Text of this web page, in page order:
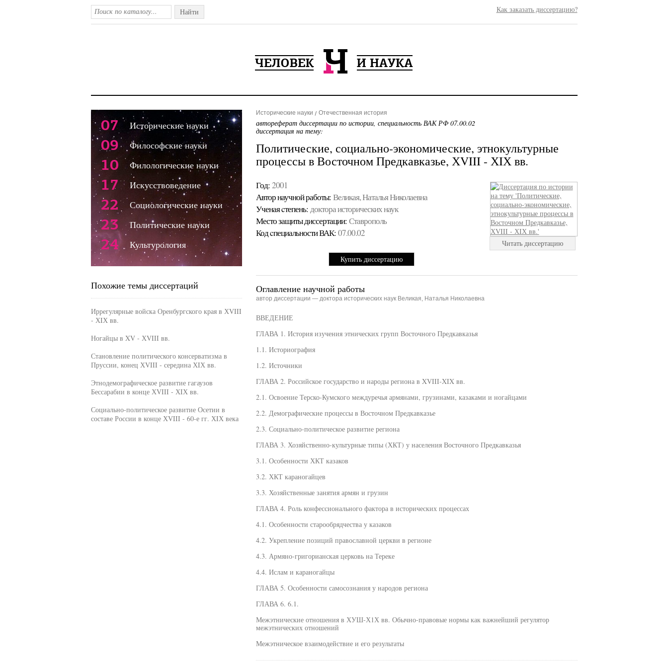
Найти Как заказать диссертацию?
Исторические науки Отечественная история
автореферат диссертации по истории, специальность ВАК РФ 07.00.02
диссертация на тему:
Политические, социально-экономические, этнокультурные
процессы в Восточном Предкавказье, ХVIII - ХIХ вв.
Год: 2001
Автор научной работы: Великая, Наталья Николаевна
Ученая cтепень: доктора исторических наук
Место защиты диссертации: Ставрополь
Код cпециальности ВАК: 07.00.02
Купить диссертацию
Читать диссертацию
Оглавление научной работы
автор диссертации — доктора исторических наук Великая, Наталья Николаевна
ВВЕДЕНИЕ
ГЛАВА 1. История изучения этнических групп Восточного Предкавказья
1.1. Историография
1.2. Источники
ГЛАВА 2. Российское государство и народы региона в XVIII-XIX вв.
2.1. Освоение Терско-Кумского междуречья армянами, грузинами, казаками и ногайцами
2.2. Демографические процессы в Восточном Предкавказье
2.3. Социально-политическое развитие региона
ГЛАВА 3. Хозяйственно-культурные типы (ХКТ) у населения Восточного Предкавказья
3.1. Особенности ХКТ казаков
3.2. ХКТ караногайцев
3.3. Хозяйственные занятия армян и грузин
ГЛАВА 4. Роль конфессионального фактора в исторических процессах
4.1. Особенности старообрядчества у казаков
4.2. Укрепление позиций православной церкви в регионе
4.3. Армяно-григорианская церковь на Тереке
4.4. Ислам и караногайцы
ГЛАВА 5. Особенности самосознания у народов региона
ГЛАВА 6. 6.1.
Межэтнические отношения в ХУШ-Х1Х вв. Обычно-правовые нормы как важнейший регулятор
межэтнических отношений
Межэтническое взаимодействие и его результаты
07 Исторические науки
09 Философские науки
10 Филологические науки
17 Искусствоведение
22 Социологические науки
23 Политические науки
24 Культурология
Похожие темы диссертаций
Иррегулярные войска Оренбургского края в ХVIII
- ХIХ вв.
Ногайцы в XV - ХVIII вв.
Становление политического консерватизма в
Пруссии, конец ХVIII - середина ХIХ вв.
Этнодемографическое развитие гагаузов
Бессарабии в конце ХVIII - ХIХ вв.
Социально-политическое развитие Осетии в
составе России в конце ХVIII - 60-е гг. ХIХ века